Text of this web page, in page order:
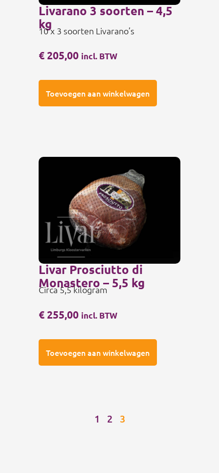
€205,00 incl. BTW
Toevoegen aan winkelwagen
Livarano 3 soorten – 4,5
kg
10 x 3 soorten Livarano’s
€255,00 incl. BTW
Toevoegen aan winkelwagen
Livar Prosciutto di
Monastero – 5,5 kg
Circa 5,5 kilogram
1 2 3